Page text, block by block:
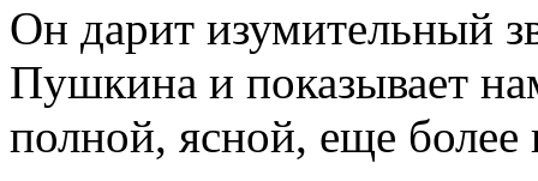
Он дарит изумительный
Пушкина и показывает
полной, ясной, еще